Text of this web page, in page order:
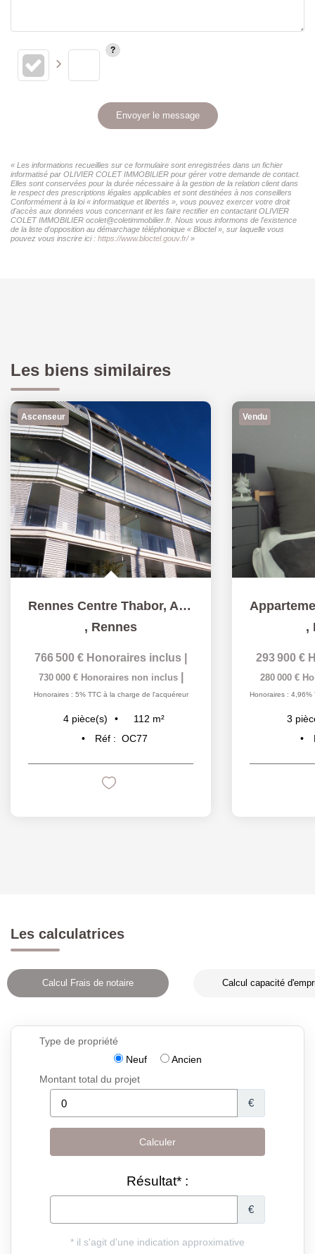
Envoyer le message
« Les informations recueillies sur ce formulaire sont enregistrées dans un fichier
informatisé par OLIVIER COLET IMMOBILIER pour gérer votre demande de contact.
Elles sont conservées pour la durée nécessaire à la gestion de la relation client dans
le respect des prescriptions légales applicables et sont destinées à nos conseillers
Conformément à la loi « informatique et libertés », vous pouvez exercer votre droit
d'accès aux données vous concernant et les faire rectifier en contactant OLIVIER
COLET IMMOBILIER ocolet@coletimmobilier.fr. Nous vous informons de l'existence
de la liste d'opposition au démarchage téléphonique « Bloctel », sur laquelle vous
pouvez vous inscrire ici : https://www.bloctel.gouv.fr/»
Les biens similaires
Ascenseur
Rennes Centre Thabor, Appartement dans résidence de...
, Rennes
766 500 € Honoraires inclus
730 000 € Honoraires non inclus
Honoraires : 5% TTC à la charge de l'acquéreur
4 pièce(s) 112 m²
Réf : OC77
Vendu
,
293 900 €
280 000 €
Honoraires : 4,96%
3
Les calculatrices
Calcul Frais de notaire Calcul capacité